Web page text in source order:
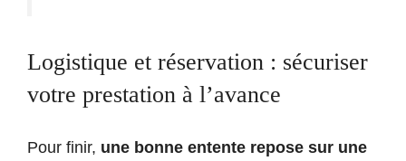
Logistique et réservation : sécuriser
votre prestation à l’avance
Pour finir, une bonne entente repose sur une